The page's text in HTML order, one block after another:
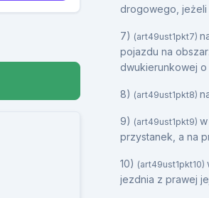
drogowego, jeżeli
7) (art49ust1pkt7)
pojazdu na
dwukierunkowej o
8) (art49ust1pkt8)
9) (art49ust1pkt9)
przystanek, a na
10) (art49ust1pkt10)
jezdnia z prawej